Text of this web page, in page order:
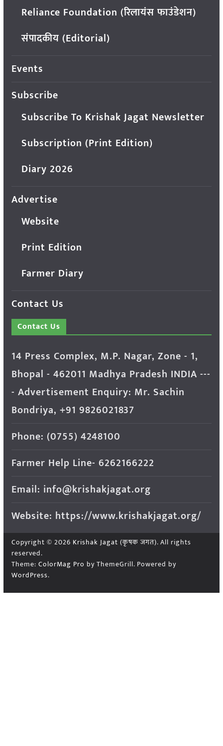
Reliance Foundation (रिलायंस फाउंडेशन)
संपादकीय (Editorial)
Events
Subscribe
Subscribe To Krishak Jagat Newsletter
Subscription (Print Edition)
Diary 2026
Advertise
Website
Print Edition
Farmer Diary
Contact Us
Contact Us
14 Press Complex, M.P. Nagar, Zone - 1,
Bhopal - 462011 Madhya Pradesh INDIA ---
- Advertisement Enquiry: Mr. Sachin
Bondriya, +91 9826021837
Phone: (0755) 4248100
Farmer Help Line- 6262166222
Email: info@krishakjagat.org
Website: https://www.krishakjagat.org/
Copyright © 2026 Krishak Jagat (कृषक जगत). All rights
reserved.
Theme: ColorMag Pro by ThemeGrill. Powered by
WordPress.